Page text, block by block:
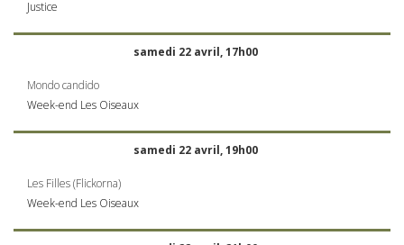
Justice
samedi 22 avril, 17h00
Mondo candido
Week-end Les Oiseaux
samedi 22 avril, 19h00
Les Filles (Flickorna)
Week-end Les Oiseaux